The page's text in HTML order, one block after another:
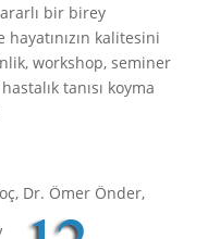
bir birey
hayatınızın kalitesini
workshop, seminer
tanısı koyma
Dr. Ömer Önder,